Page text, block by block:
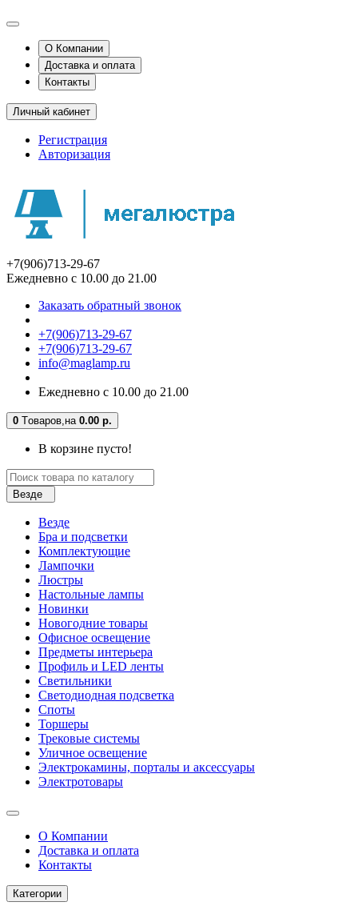
О Компании
Доставка и оплата
Контакты
Личный кабинет
Регистрация
Авторизация
+7(906)713-29-67
Ежедневно с 10.00 до 21.00
Заказать обратный звонок
+7(906)713-29-67
+7(906)713-29-67
info@maglamp.ru
Ежедневно с 10.00 до 21.00
0 Tоваров,на 0.00 р.
В корзине пусто!
Везде
Везде
Бра и подсветки
Комплектующие
Лампочки
Люстры
Настольные лампы
Новинки
Новогодние товары
Офисное освещение
Предметы интерьера
Профиль и LED ленты
Светильники
Светодиодная подсветка
Споты
Торшеры
Трековые системы
Уличное освещение
Электрокамины, порталы и аксессуары
Электротовары
О Компании
Доставка и оплата
Контакты
Категории